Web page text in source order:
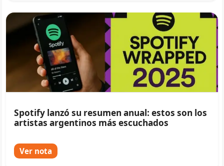
Spotify lanzó su resumen anual: estos son los
artistas argentinos más escuchados
Ver nota